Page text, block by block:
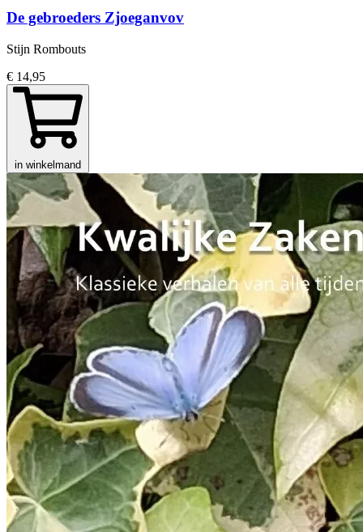
De gebroeders Zjoeganvov
Stijn Rombouts
€ 14,95
in winkelmand